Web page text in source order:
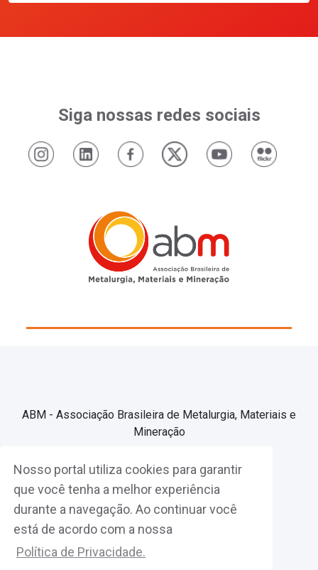
Nosso portal utiliza cookies para garantir
que você tenha a melhor experiência
durante a navegação. Ao continuar você
está de acordo com a nossa
Política de Privacidade.
Siga nossas redes sociais
ABM - Associação Brasileira de Metalurgia, Materiais e
Mineração
Associe-se
Fazer Login